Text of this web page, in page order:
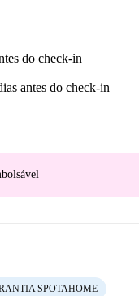
do check-in
antes do check-in
SPOTAHOME